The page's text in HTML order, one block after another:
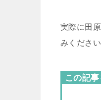
実際に田
みください
この記